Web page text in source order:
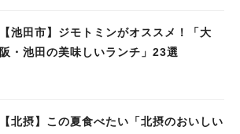
【池田市】ジモトミンがオススメ！「大
阪・池田の美味しいランチ」23選
【北摂】この夏食べたい「北摂のおいしい